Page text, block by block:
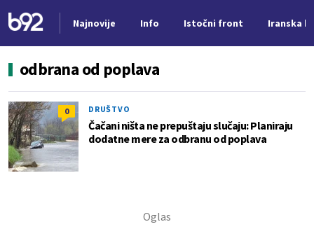
Najnovije Info Istočni front Iranska
odbrana od poplava
0 DRUŠTVO
Čačani ništa ne prepuštaju slučaju: Planiraju
dodatne mere za odbranu od poplava